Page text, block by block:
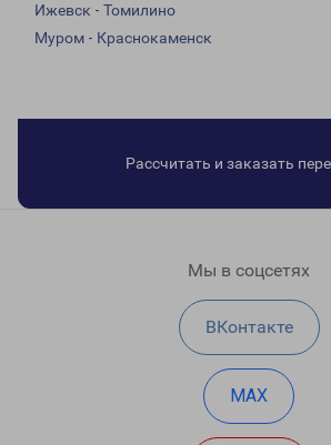
Ижевск - Томилино
Муром - Краснокаменск
Рассчитать и заказать
Мы в соцсетях
ВКонтакте
MAX